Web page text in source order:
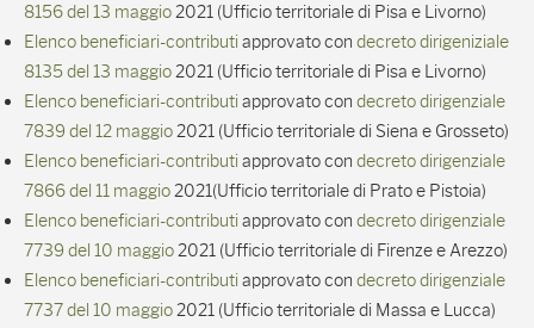
8156 del 13 maggio2021 (Ufficio territoriale di Pisa e Livorno)
Elenco beneficiari-contributi approvato con decreto dirigeniziale
8135 del 13 maggio2021 (Ufficio territoriale di Pisa e Livorno)
Elenco beneficiari-contributi approvato con decreto dirigenziale
7839 del 12 maggio2021 (Ufficio territoriale di Siena e Grosseto)
Elenco beneficiari-contributi approvato con decreto dirigenziale
7866 del 11 maggio2021(Ufficio territoriale di Prato e Pistoia)
Elenco beneficiari-contributi approvato con decreto dirigenziale
7739 del 10 maggio2021 (Ufficio territoriale di Firenze e Arezzo)
Elenco beneficiari-contributi approvato con decreto dirigenziale
7737 del 10 maggio2021 (Ufficio territoriale di Massa e Lucca)